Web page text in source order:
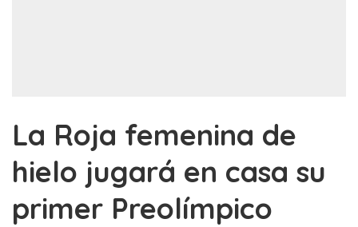
La Roja femenina de
hielo jugará en casa su
primer Preolímpico